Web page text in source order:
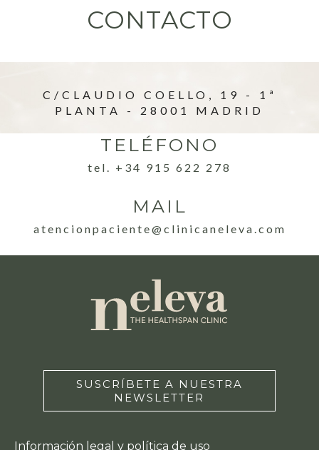
CONTACTO
C/CLAUDIO COELLO, 19 - 1ª
PLANTA - 28001 MADRID
TELÉFONO
tel. +34 915 622 278
MAIL
atencionpaciente@clinicaneleva.com
SUSCRÍBETE A NUESTRA
NEWSLETTER
Información legal y política de uso